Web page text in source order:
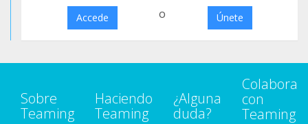
Accede o Únete
Sobre
Teaming
Haciendo
Teaming
¿Alguna
duda?
Colabora
con
Teaming